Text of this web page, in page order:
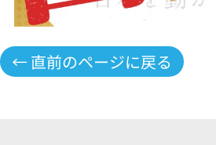
← 直前のページに戻る